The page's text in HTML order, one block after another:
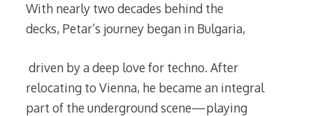
With nearly two decades behind the
decks, Petar’s journey began in Bulgaria,
driven by a deep love for techno. After
relocating to Vienna, he became an integral
part of the underground scene—playing